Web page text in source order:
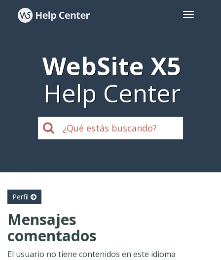
WebSite X5
Help Center
Perfil
Mensajes
comentados
El usuario no tiene contenidos en este idioma